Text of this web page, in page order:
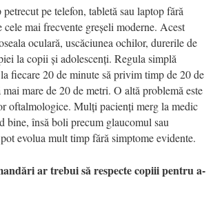
pe telefon, tabletă sau laptop fără
cele mai frecvente greșeli moderne. Acest
oculară, uscăciunea ochilor, durerile de
la copii și adolescenți. Regula simplă
fiecare 20 de minute să privim timp de 20 de
mare de 20 de metri. O altă problemă este
oftalmologice. Mulți pacienți merg la medic
bine, însă boli precum glaucomul sau
evolua mult timp fără simptome evidente.
ar trebui să respecte copiii pentru a-